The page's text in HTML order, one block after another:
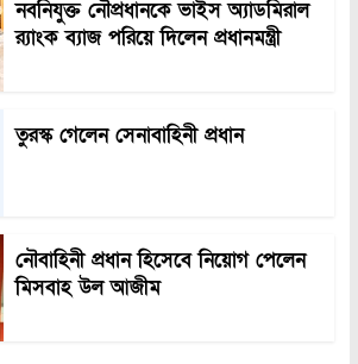
নবনিযুক্ত নৌপ্রধানকে ভাইস অ্যাডমিরাল
র‍্যাংক ব্যাজ পরিয়ে দিলেন প্রধানমন্ত্রী
তুরস্ক গেলেন সেনাবাহিনী প্রধান
নৌবাহিনী প্রধান হিসেবে নিয়োগ পেলেন
মিসবাহ উল আজীম